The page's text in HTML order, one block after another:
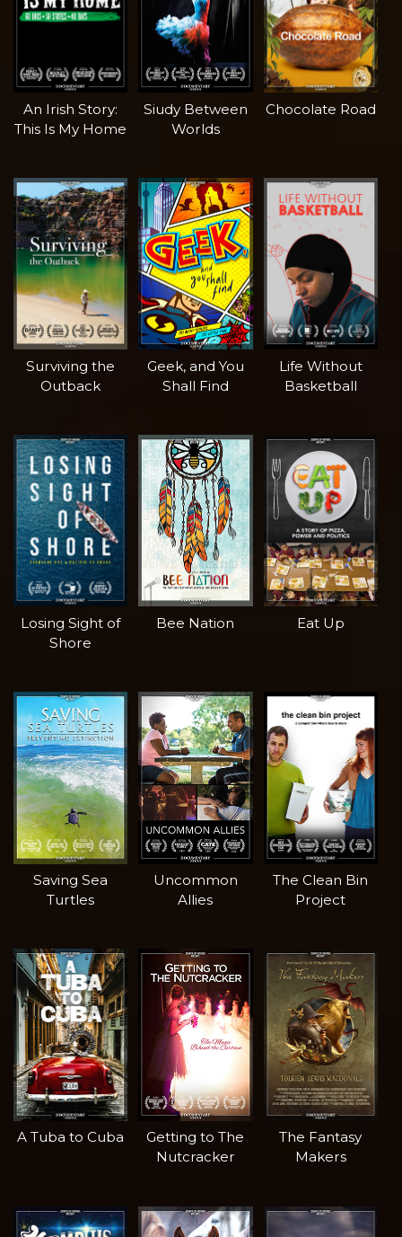
An Irish Story:
This Is My Home
Siudy Between
Worlds
Chocolate Road
Surviving the
Outback
Geek, and You
Shall Find
Life Without
Basketball
Losing Sight of
Shore
Bee Nation Eat Up
Saving Sea
Turtles
Uncommon
Allies
The Clean Bin
Project
A Tuba to Cuba
Getting to The
Nutcracker
The Fantasy
Makers